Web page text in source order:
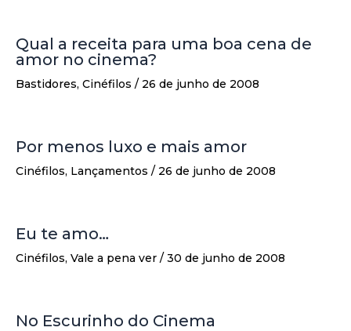
Qual a receita para uma boa cena de
amor no cinema?
Bastidores, Cinéfilos / 26 de junho de 2008
Por menos luxo e mais amor
Cinéfilos, Lançamentos / 26 de junho de 2008
Eu te amo…
Cinéfilos, Vale a pena ver / 30 de junho de 2008
No Escurinho do Cinema